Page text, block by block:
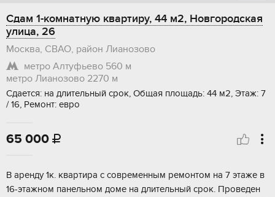
Сдам 1-комнатную квартиру, 44 м2, Новгородская
улица, 26
Москва, СВАО, район Лианозово
метро Алтуфьево 560 м
метро Лианозово 2270 м
Сдается: на длительный срок, Общая площадь: 44 м2, Этаж: 7
/ 16, Ремонт: евро
65 000 
В аренду 1к. квартира с современным ремонтом на 7 этаже в
16-этажном панельном доме на длительный срок. Проведен